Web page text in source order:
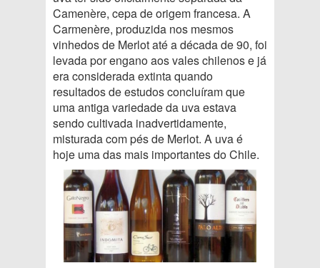
Camenère, cepa de origem francesa. A
Carmenère, produzida nos mesmos
vinhedos de Merlot até a década de 90, foi
levada por engano aos vales chilenos e já
era considerada extinta quando
resultados de estudos concluíram que
uma antiga variedade da uva estava
sendo cultivada inadvertidamente,
misturada com pés de Merlot. A uva é
hoje uma das mais importantes do Chile.